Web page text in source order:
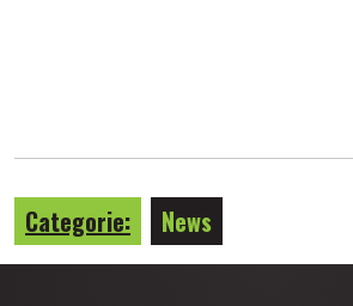
Categorie: News